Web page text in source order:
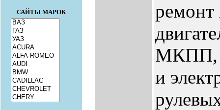
САЙТЫ МАРОК
ремонт
МКПП,
и